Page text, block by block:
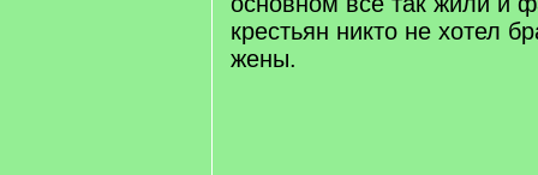
крестьян никто не хотел
жены.